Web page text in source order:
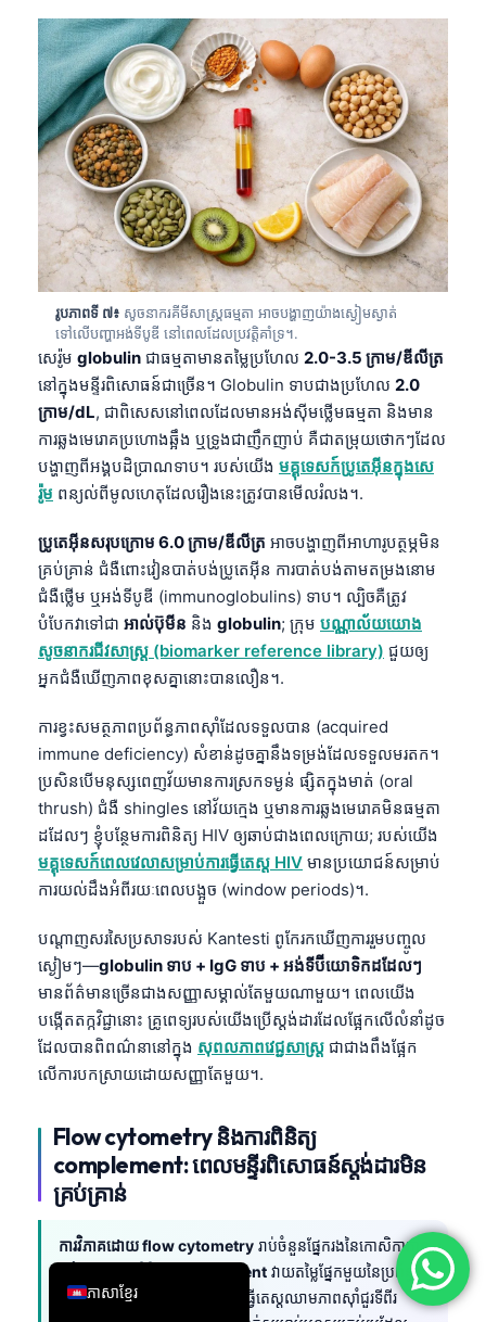
រូបភាពទី ៧៖ សូចនាករគីមីសាស្ត្រធម្មតា អាចបង្ហាញយ៉ាងស្ងៀមស្ងាត់
ទៅលើបញ្ហាអង់ទីបូឌី នៅពេលដែលប្រវត្តិគាំទ្រ។.
សេរ៉ូម globulin ជាធម្មតាមានតម្លៃប្រហែល 2.0-3.5 ក្រាម/ឌីលីត្រ
នៅក្នុងមន្ទីរពិសោធន៍ជាច្រើន។ Globulin ទាបជាងប្រហែល 2.0
ក្រាម/dL, ជាពិសេសនៅពេលដែលមានអង់ស៊ីមថ្លើមធម្មតា និងមាន
ការឆ្លងមេរោគប្រហោងឆ្អឹង ឬទ្រូងជាញឹកញាប់ គឺជាតម្រុយថោកៗដែល
បង្ហាញពីអង្គបដិប្រាណទាប។ របស់យើង មគ្គុទេសក៍ប្រូតេអ៊ីនក្នុងសេ
រ៉ូម ពន្យល់ពីមូលហេតុដែលរឿងនេះត្រូវបានមើលរំលង។.
ប្រូតេអ៊ីនសរុបក្រោម 6.0 ក្រាម/ឌីលីត្រ អាចបង្ហាញពីអាហារូបត្ថម្ភមិន
គ្រប់គ្រាន់ ជំងឺពោះវៀនបាត់បង់ប្រូតេអ៊ីន ការបាត់បង់តាមតម្រងនោម
ជំងឺថ្លើម ឬអង់ទីបូឌី (immunoglobulins) ទាប។ ល្បិចគឺត្រូវ
បំបែកវាទៅជា អាល់ប៊ុមីន និង globulin; ក្រុម បណ្ណាល័យយោង
សូចនាករជីវសាស្ត្រ (biomarker reference library) ជួយឲ្យ
អ្នកជំងឺឃើញភាពខុសគ្នានោះបានលឿន។.
ការខ្វះសមត្ថភាពប្រព័ន្ធភាពស៊ាំដែលទទួលបាន (acquired
immune deficiency) សំខាន់ដូចគ្នានឹងទម្រង់ដែលទទួលមរតក។
ប្រសិនបើមនុស្សពេញវ័យមានការស្រកទម្ងន់ ផ្សិតក្នុងមាត់ (oral
thrush) ជំងឺ shingles នៅវ័យក្មេង ឬមានការឆ្លងមេរោគមិនធម្មតា
ដដែលៗ ខ្ញុំបន្ថែមការពិនិត្យ HIV ឲ្យឆាប់ជាងពេលក្រោយ; របស់យើង
មគ្គុទេសក៍ពេលវេលាសម្រាប់ការធ្វើតេស្ត HIV មានប្រយោជន៍សម្រាប់
ការយល់ដឹងអំពីរយៈពេលបង្អួច (window periods)។.
បណ្តាញសរសៃប្រសាទរបស់ Kantesti ពូកែរកឃើញការរួមបញ្ចូល
ស្ងៀមៗ—globulin ទាប + IgG ទាប + អង់ទីប៊ីយោទិកដដែលៗ
មានព័ត៌មានច្រើនជាងសញ្ញាសម្គាល់តែមួយណាមួយ។ ពេលយើង
បង្កើតតក្កវិជ្ជានោះ គ្រូពេទ្យរបស់យើងប្រើស្តង់ដារដែលផ្អែកលើលំនាំដូច
ដែលបានពិពណ៌នានៅក្នុង សុពលភាពវេជ្ជសាស្រ្ត ជាជាងពឹងផ្អែក
លើការបកស្រាយដោយសញ្ញាតែមួយ។.
Flow cytometry និងការពិនិត្យ
complement: ពេលមន្ទីរពិសោធន៍ស្តង់ដារមិន
គ្រប់គ្រាន់
ការវិភាគដោយ flow cytometry រាប់ចំនួនផ្នែករងនៃកោសិកាភាព
ការពិនិត្យ complement វាយតម្លៃផ្នែកមួយនៃប្រព័ន្ធ
ភាពស៊ាំពីកំណើត។ ទាំងនេះជាការធ្វើតេស្តឈាមភាពស៊ាំជួរទីពីរ
ភាសាខ្មែរ
English
العربية
Français
Italiano
Español
Português
Ελληνικά
Türkçe
Română
简体中文
فارسی
Български
Dansk
Nederlands
हिन्दी
Bahasa Indonesia
Հայերեն
Íslenska
Српски језик
Svenska
Bosanski
Azərbaycan dili
Eesti
日本語
Čeština
ქართული
Русский
Lietuvių kalba
Polski
한국어
Slovenščina
Magyar
Shqip